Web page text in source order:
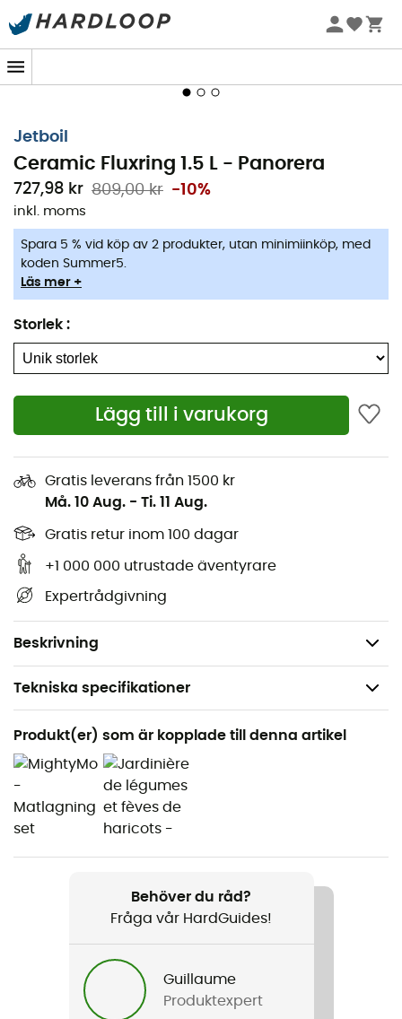
Sommarerbjudanden 🔥 -5 % EXTRA vid köp av 2 produkter*
Jetboil
Ceramic Fluxring 1.5 L - Panorera
727,98 kr 809,00 kr -10%
inkl. moms
Spara 5 % vid köp av 2 produkter, utan minimiinköp, med
koden Summer5.
Läs mer +
Storlek :
Lägg till i varukorg
Gratis leverans från 1500 kr
Må. 10 Aug. - Ti. 11 Aug.
Gratis retur inom 100 dagar
+1 000 000 utrustade äventyrare
Expertrådgivning
Beskrivning
Den helt nya pannan,
Jetboil, är idealisk för matlagning. Utrustad med
FluxRing-teknologi, fördelar pannan värmen jämnt över
hela ytan för att garantera perfekt och snabb
matlagning. Dess plastbas gör att du kan använda den
både som en maträtt och en tallrik, vilket sparar
utrymme i dina saker. Handtagen är också fällbara för
att underlätta förvaring och spara betydande utrymme
när du transporterar den!
Spatel säljs separat
Vikt: 280 g
Tekniska specifikationer
Rekommenderad för
Vandring / Bergsbestigning / Camping / Bivack
Herr / Dam
Vikt
Ceramic Fluxring 1.5 L
Dimensioner
20,5 x 5,7 cm
Produkt(er) som är kopplade till denna artikel
Behöver du råd?
Fråga vår HardGuides!
Guillaume
Produktexpert